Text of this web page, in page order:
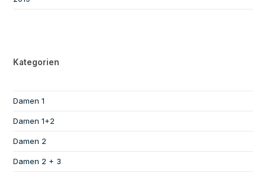
Kategorien
Damen 1
Damen 1+2
Damen 2
Damen 2 + 3